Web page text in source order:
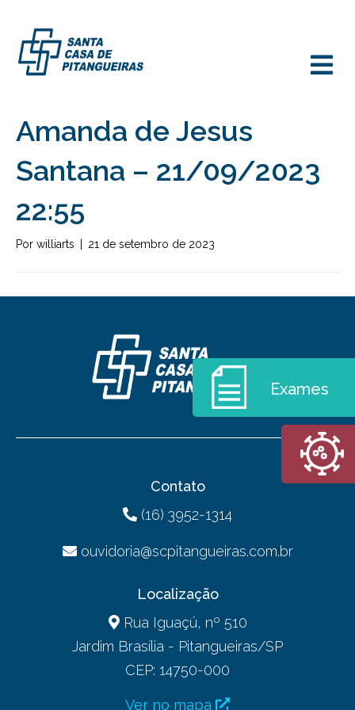
Amanda de Jesus
Santana – 21/09/2023
22:55
Por williarts 21 de setembro de 2023
Contato
(16) 3952-1314
ouvidoria@scpitangueiras.com.br
Localização
Rua Iguaçú, nº 510
Jardim Brasília - Pitangueiras/SP
CEP: 14750-000
Ver no mapa
Exames